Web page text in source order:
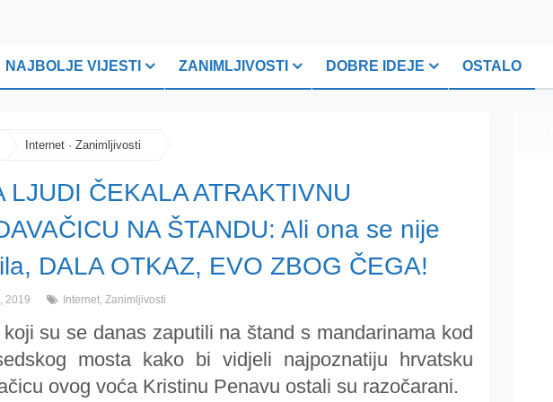
NAJBOLJE VIJESTI ZANIMLJIVOSTI DOBRE IDEJE OSTALO
Internet · Zanimljivosti
LJUDI ČEKALA ATRAKTIVNU
NA ŠTANDU: Ali ona se nije
DALA OTKAZ, EVO ZBOG ČEGA!
2019 Internet, Zanimljivosti
su se danas zaputili na štand s mandarinama kod
mosta kako bi vidjeli najpoznatiju hrvatsku
ovog voća Kristinu Penavu ostali su razočarani.